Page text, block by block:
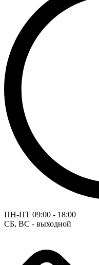
ПН-ПТ 09:00 - 18:00
СБ, ВС - выходной